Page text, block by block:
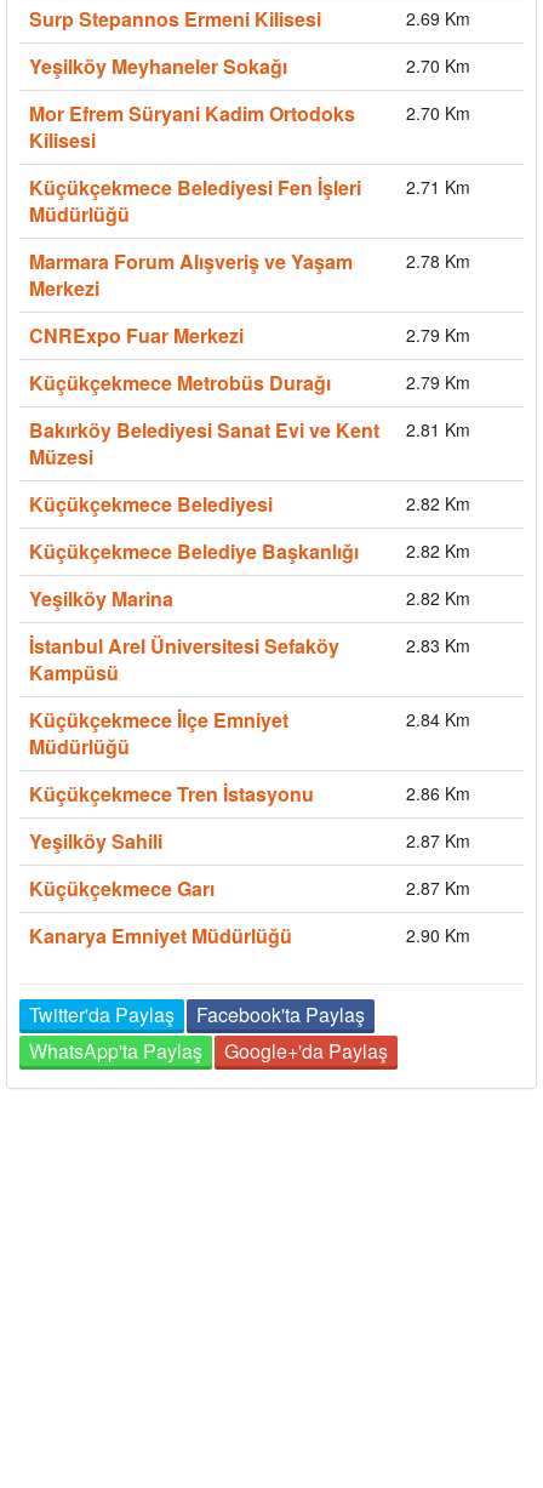
Surp Stepannos Ermeni Kilisesi 2.69 Km
Yeşilköy Meyhaneler Sokağı 2.70 Km
Mor Efrem Süryani Kadim Ortodoks
Kilisesi
2.70 Km
Küçükçekmece Belediyesi Fen İşleri
Müdürlüğü
2.71 Km
Marmara Forum Alışveriş ve Yaşam
Merkezi
2.78 Km
CNRExpo Fuar Merkezi 2.79 Km
Küçükçekmece Metrobüs Durağı 2.79 Km
Bakırköy Belediyesi Sanat Evi ve Kent
Müzesi
2.81 Km
Küçükçekmece Belediyesi 2.82 Km
Küçükçekmece Belediye Başkanlığı 2.82 Km
Yeşilköy Marina 2.82 Km
İstanbul Arel Üniversitesi Sefaköy
Kampüsü
2.83 Km
Küçükçekmece İlçe Emniyet
Müdürlüğü
2.84 Km
Küçükçekmece Tren İstasyonu 2.86 Km
Yeşilköy Sahili 2.87 Km
Küçükçekmece Garı 2.87 Km
Kanarya Emniyet Müdürlüğü 2.90 Km
Twitter'da Paylaş
Facebook'ta Paylaş
WhatsApp'ta Paylaş
Google+'da Paylaş